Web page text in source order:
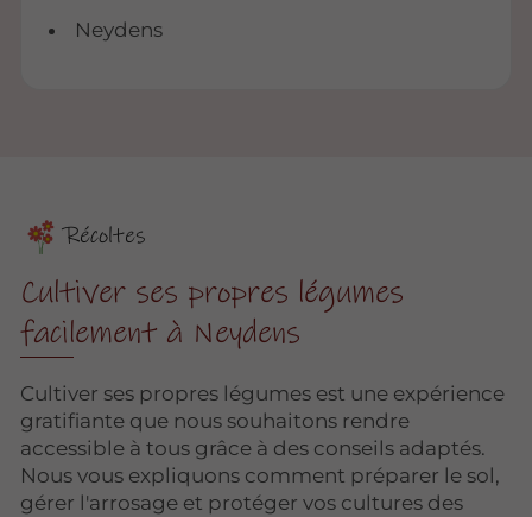
Neydens
Récoltes
Cultiver ses propres légumes
facilement à Neydens
Cultiver ses propres légumes est une expérience
gratifiante que nous souhaitons rendre
accessible à tous grâce à des conseils adaptés.
Nous vous expliquons comment préparer le sol,
gérer l'arrosage et protéger vos cultures des